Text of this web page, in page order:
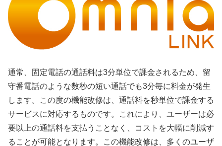
通常、固定電話の通話料は3分単位で課金されるため、留
守番電話のような数秒の短い通話でも3分毎に料金が発生
します。この度の機能改修は、通話料を秒単位で課金する
サービスに対応するものです。これにより、ユーザーは必
要以上の通話料を支払うことなく、コストを大幅に削減す
ることが可能となります。この機能改修は、多くのユーザ